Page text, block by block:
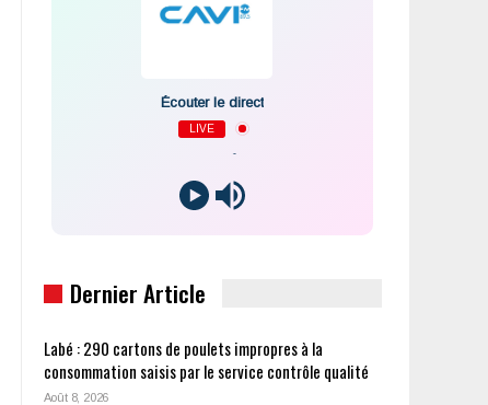
Écouter le direct
LIVE
Dernier Article
Labé : 290 cartons de poulets impropres à la
consommation saisis par le service contrôle qualité
Août 8, 2026